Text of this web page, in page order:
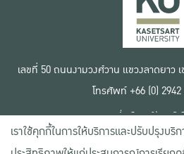
เลขที่ 50 ถนนงามวงศ์วาน แขวงลาดยาว
โทรศัพท์ +66 (0)
เงื่อนไขการใช้งานเว็
ข้อตกลงด้านสิทธิ์ใช้
นโยบายความเป็นส่ว
เราใช้คุกกี้ในการให้บริการและปรับปรุงบริ